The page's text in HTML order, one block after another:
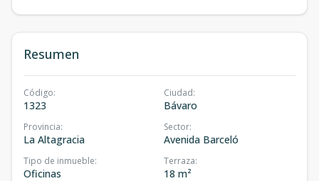
Resumen
Código:
1323
Ciudad:
Bávaro
Provincia:
La Altagracia
Sector:
Avenida Barceló
Tipo de inmueble:
Oficinas
Terraza:
18 m²